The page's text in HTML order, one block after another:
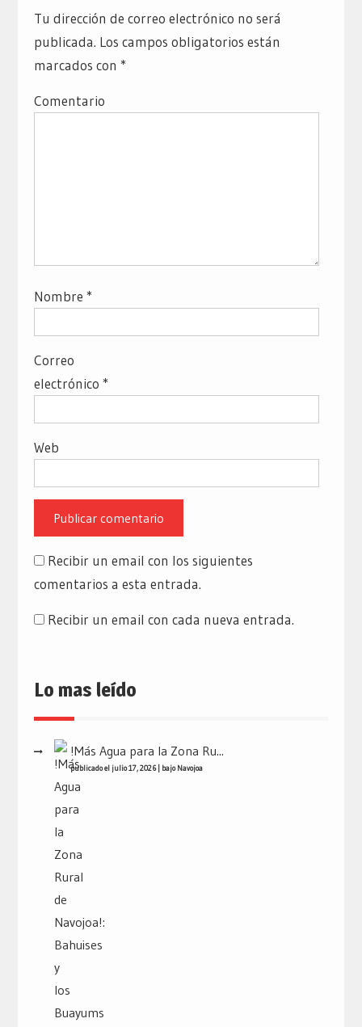
Tu dirección de correo electrónico no será
publicada. Los campos obligatorios están
marcados con *
Comentario
Nombre *
Correo
electrónico *
Web
Recibir un email con los siguientes
comentarios a esta entrada.
Recibir un email con cada nueva entrada.
Lo mas leído
!Más Agua para la Zona Ru...
publicado el julio 17, 2026| bajoNavojoa